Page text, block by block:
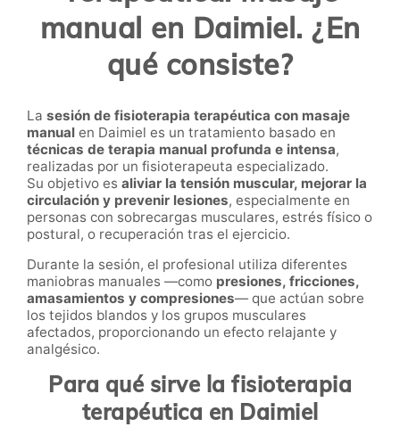
manual en Daimiel. ¿En
qué consiste?
La sesión de fisioterapia terapéutica con masaje
manual en Daimiel es un tratamiento basado en
técnicas de terapia manual profunda e intensa,
realizadas por un fisioterapeuta especializado.
Su objetivo es aliviar la tensión muscular, mejorar la
circulación y prevenir lesiones, especialmente en
personas con sobrecargas musculares, estrés físico o
postural, o recuperación tras el ejercicio.
Durante la sesión, el profesional utiliza diferentes
maniobras manuales —como presiones, fricciones,
amasamientos y compresiones— que actúan sobre
los tejidos blandos y los grupos musculares
afectados, proporcionando un efecto relajante y
analgésico.
Para qué sirve la fisioterapia
terapéutica en Daimiel